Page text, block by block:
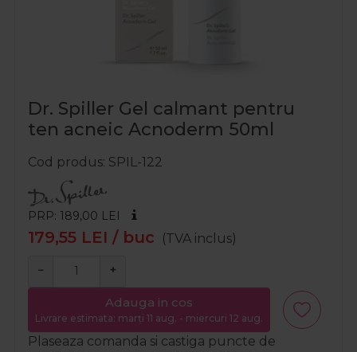
Dr. Spiller Gel calmant pentru
ten acneic Acnoderm 50ml
Cod produs SPIL-122
PRP: 189,00 LEI
179,55 LEI / buc (TVA inclus)
− +
Adauga in cos
Livrare estimata: marți 11 aug. - miercuri 12 aug.
Plaseaza comanda si castiga puncte de